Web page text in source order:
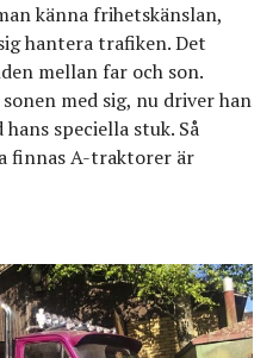
känna frihetskänslan,
hantera trafiken. Det
mellan far och son.
med sig, nu driver han
speciella stuk. Så
finnas A-traktorer är